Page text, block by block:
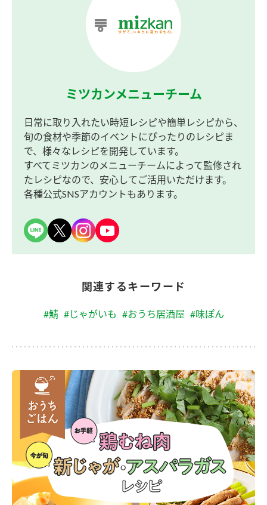
ミツカンメニューチーム
日常に取り入れたい時短レシピや簡単レシピから、
旬の食材や季節のイベントにぴったりのレシピま
で、様々なレシピを開発しています。
すべてミツカンのメニューチームによって監修され
たレシピなので、安心してご活用いただけます。
各種公式SNSアカウントもあります。
関連するキーワード
#鯖 #じゃがいも #おうち居酒屋 #味ぽん